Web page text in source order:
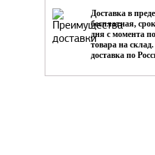
Доставка в
бесплатная,
дня с момента
товара на
доставка по